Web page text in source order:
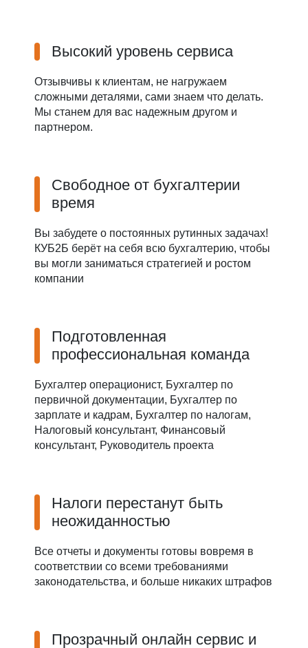
Высокий уровень сервиса
Отзывчивы к клиентам, не нагружаем
сложными деталями, сами знаем что делать.
Мы станем для вас надежным другом и
партнером.
Свободное от бухгалтерии
время
Вы забудете о постоянных рутинных задачах!
КУБ2Б берёт на себя всю бухгалтерию, чтобы
вы могли заниматься стратегией и ростом
компании
Подготовленная
профессиональная команда
Бухгалтер операционист, Бухгалтер по
первичной документации, Бухгалтер по
зарплате и кадрам, Бухгалтер по налогам,
Налоговый консультант, Финансовый
консультант, Руководитель проекта
Налоги перестанут быть
неожиданностью
Все отчеты и документы готовы вовремя в
соответствии со всеми требованиями
законодательства, и больше никаких штрафов
Прозрачный онлайн сервис и